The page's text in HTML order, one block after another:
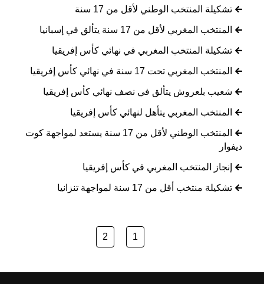
تشكيلة المنتخب الوطني لأقل من 17 سنة
المنتخب المغربي لأقل من 17 سنة يتألق في إسبانيا
تشكيلة المنتخب المغربي في نهائي كأس إفريقيا
المنتخب المغربي تحت 17 سنة في نهائي كأس إفريقيا
شعيب بلعروش يتألق في نصف نهائي كأس إفريقيا
المنتخب المغربي يتأهل لنهائي كأس إفريقيا
المنتخب الوطني لأقل من 17 سنة يستعد لمواجهة كوت
ديفوار
إنجاز المنتخب المغربي في كأس إفريقيا
تشكيلة منتخب أقل من 17 سنة لمواجهة تنزانيا
1
2